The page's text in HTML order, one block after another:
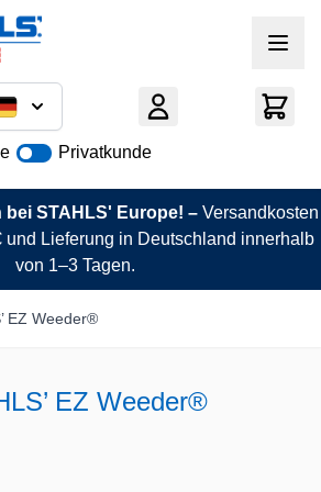
Privatkunde
bei STAHLS' Europe! – Versandkosten
und Lieferung in Deutschland innerhalb
von 1–3 Tagen.
EZ Weeder®
EZ Weeder®